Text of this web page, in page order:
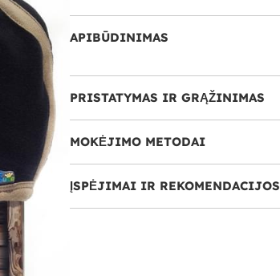
APIBŪDINIMAS
PRISTATYMAS IR GRĄŽINIMAS
MOKĖJIMO METODAI
ĮSPĖJIMAI IR REKOMENDACIJOS